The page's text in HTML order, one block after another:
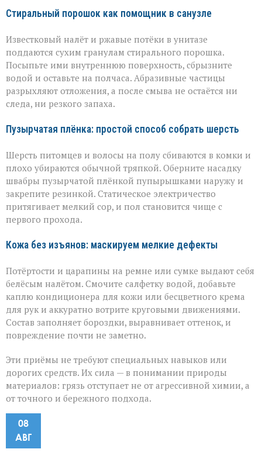
Стиральный порошок как помощник в санузле
Известковый налёт и ржавые потёки в унитазе
поддаются сухим гранулам стирального порошка.
Посыпьте ими внутреннюю поверхность, сбрызните
водой и оставьте на полчаса. Абразивные частицы
разрыхляют отложения, а после смыва не остаётся ни
следа, ни резкого запаха.
Пузырчатая плёнка: простой способ собрать шерсть
Шерсть питомцев и волосы на полу сбиваются в комки и
плохо убираются обычной тряпкой. Оберните насадку
швабры пузырчатой плёнкой пупырышками наружу и
закрепите резинкой. Статическое электричество
притягивает мелкий сор, и пол становится чище с
первого прохода.
Кожа без изъянов: маскируем мелкие дефекты
Потёртости и царапины на ремне или сумке выдают себя
белёсым налётом. Смочите салфетку водой, добавьте
каплю кондиционера для кожи или бесцветного крема
для рук и аккуратно вотрите круговыми движениями.
Состав заполняет бороздки, выравнивает оттенок, и
повреждение почти не заметно.
Эти приёмы не требуют специальных навыков или
дорогих средств. Их сила — в понимании природы
материалов: грязь отступает не от агрессивной химии, а
от точного и бережного подхода.
08
АВГ